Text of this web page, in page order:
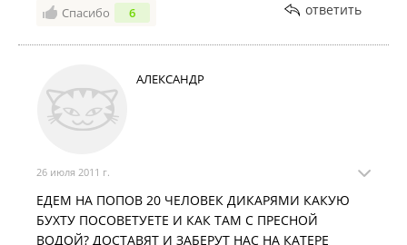
Как добраться из Владивостока до ближайших островов по
барже до Русского острова.
2024 год
Заповедный пляж острова Попова откроют для туристов с 15
июня .
Белые маки уже распустились на берегу острова Попова
Спасибо 6 ответить
АЛЕКСАНДР
26 июля 2011 г.
ЕДЕМ НА ПОПОВ 20 ЧЕЛОВЕК ДИКАРЯМИ КАКУЮ
БУХТУ ПОСОВЕТУЕТЕ И КАК ТАМ С ПРЕСНОЙ
ВОДОЙ? ДОСТАВЯТ И ЗАБЕРУТ НАС НА КАТЕРЕ